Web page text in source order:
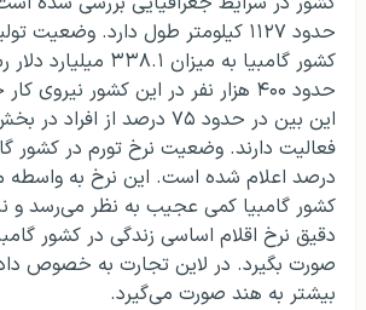
حدود ۱۱۲۷ کیلومتر طول دارد. وضعیت
کشور گامبیا به میزان
حدود ۴۰۰ هزار نفر در این کشور نیروی
این بین در حدود ۷۵ درصد از
درصد اعلام شده است. این نرخ به
کشور گامبیا کمی عجیب به نظر می‌رسد و
دقیق نرخ اقلام اساسی زندگی در کشور
صورت بگیرد. در لاین تجارت به خصوص
بیشتر به هند صورت می‌گیرد.